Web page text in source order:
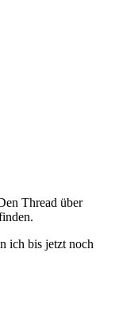
Thread über
ich bis jetzt noch